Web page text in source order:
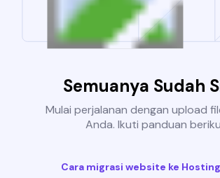
Semuanya Sudah
Mulai perjalanan dengan upload
Anda. Ikuti panduan
Cara migrasi website ke